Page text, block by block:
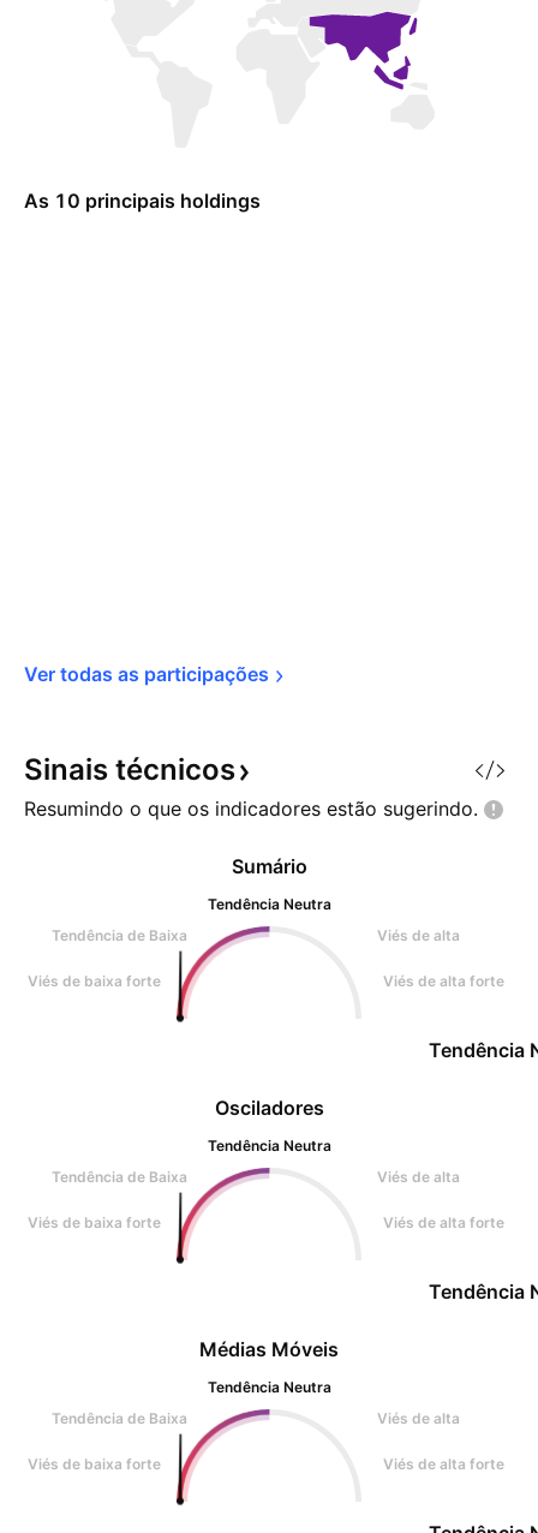
As 10 principais holdings
Ver todas as participações
Sinais técnicos
Resumindo o que os indicadores estão sugerindo.
Osciladores
Tendência Neutra
Tendência de Baixa
Viés de alta
Viés de baixa forte Viés de alta forte
Tendência
Sumário
Tendência Neutra
Tendência de Baixa
Viés de alta
Viés de baixa forte Viés de alta forte
Tendência
Médias Móveis
Tendência Neutra
Tendência de Baixa
Viés de alta
Viés de baixa forte Viés de alta forte